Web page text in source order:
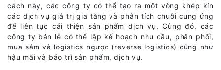
cách này, các công ty có thể tạo ra một vòng khép kín
các dịch vụ giá trị gia tăng và phân tích chuỗi cung ứng
để liên tục cải thiện sản phẩm dịch vụ. Cùng đó, các
công ty bán lẻ có thể lập kế hoạch nhu cầu, phân phối,
mua sắm và logistics ngược (reverse logistics) cũng như
hậu mãi và bảo trì sản phẩm, dịch vụ.